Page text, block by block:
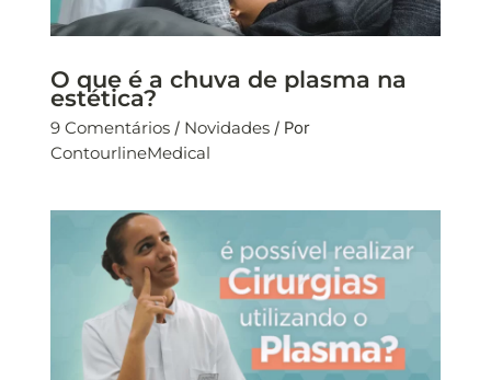
O que é a chuva de plasma na
estética?
9 Comentários / Novidades/ Por
ContourlineMedical